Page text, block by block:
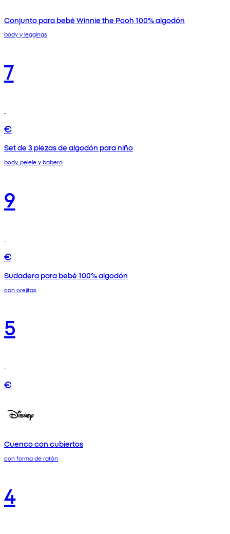
Conjunto para bebé Winnie the Pooh 100% algodón
body y leggings
7
€
Set de 3 piezas de algodón para niño
body, pelele y babero
9
€
Sudadera para bebé 100% algodón
con orejitas
5
€
Cuenco con cubiertos
con forma de ratón
4